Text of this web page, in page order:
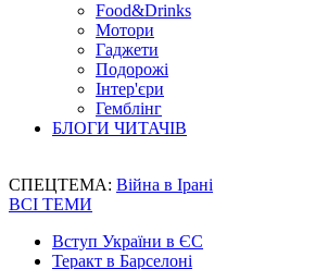
Food&Drinks
Мотори
Гаджети
Подорожі
Інтер'єри
Гемблінг
БЛОГИ ЧИТАЧІВ
СПЕЦТЕМА: Війна в Ірані
ВСІ ТЕМИ
Вступ України в ЄС
Теракт в Барселоні